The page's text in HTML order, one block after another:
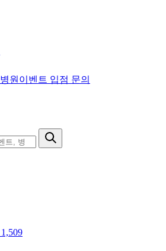
병원이벤트 입점 문의
1,509